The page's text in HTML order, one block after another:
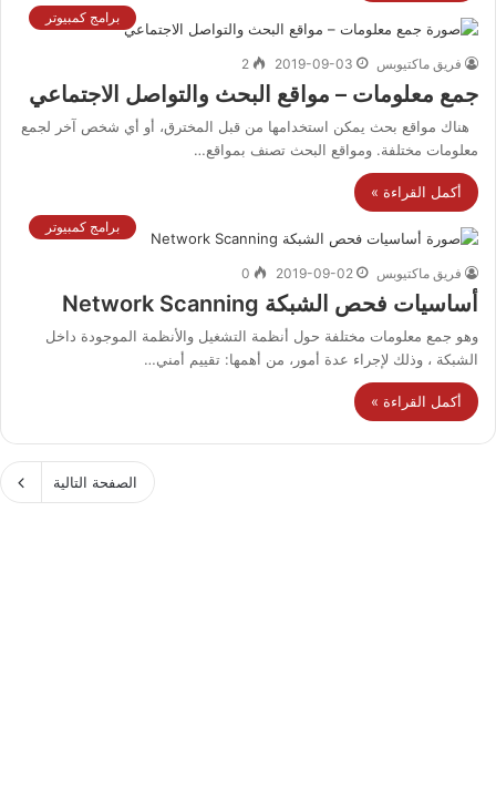
برامج كمبيوتر
فريق ماكتيوبس 2019-09-03
2
جمع معلومات – مواقع البحث والتواصل الاجتماعي
هناك مواقع بحث يمكن استخدامها من قبل المخترق، أو أي شخص آخر لجمع
معلومات مختلفة. ومواقع البحث تصنف بمواقع…
أكمل القراءة »
برامج كمبيوتر
فريق ماكتيوبس 2019-09-02
0
أساسيات فحص الشبكة Network Scanning
وهو جمع معلومات مختلفة حول أنظمة التشغيل والأنظمة الموجودة داخل
الشبكة ، وذلك لإجراء عدة أمور، من أهمها: تقييم أمني…
أكمل القراءة »
الصفحة التالية